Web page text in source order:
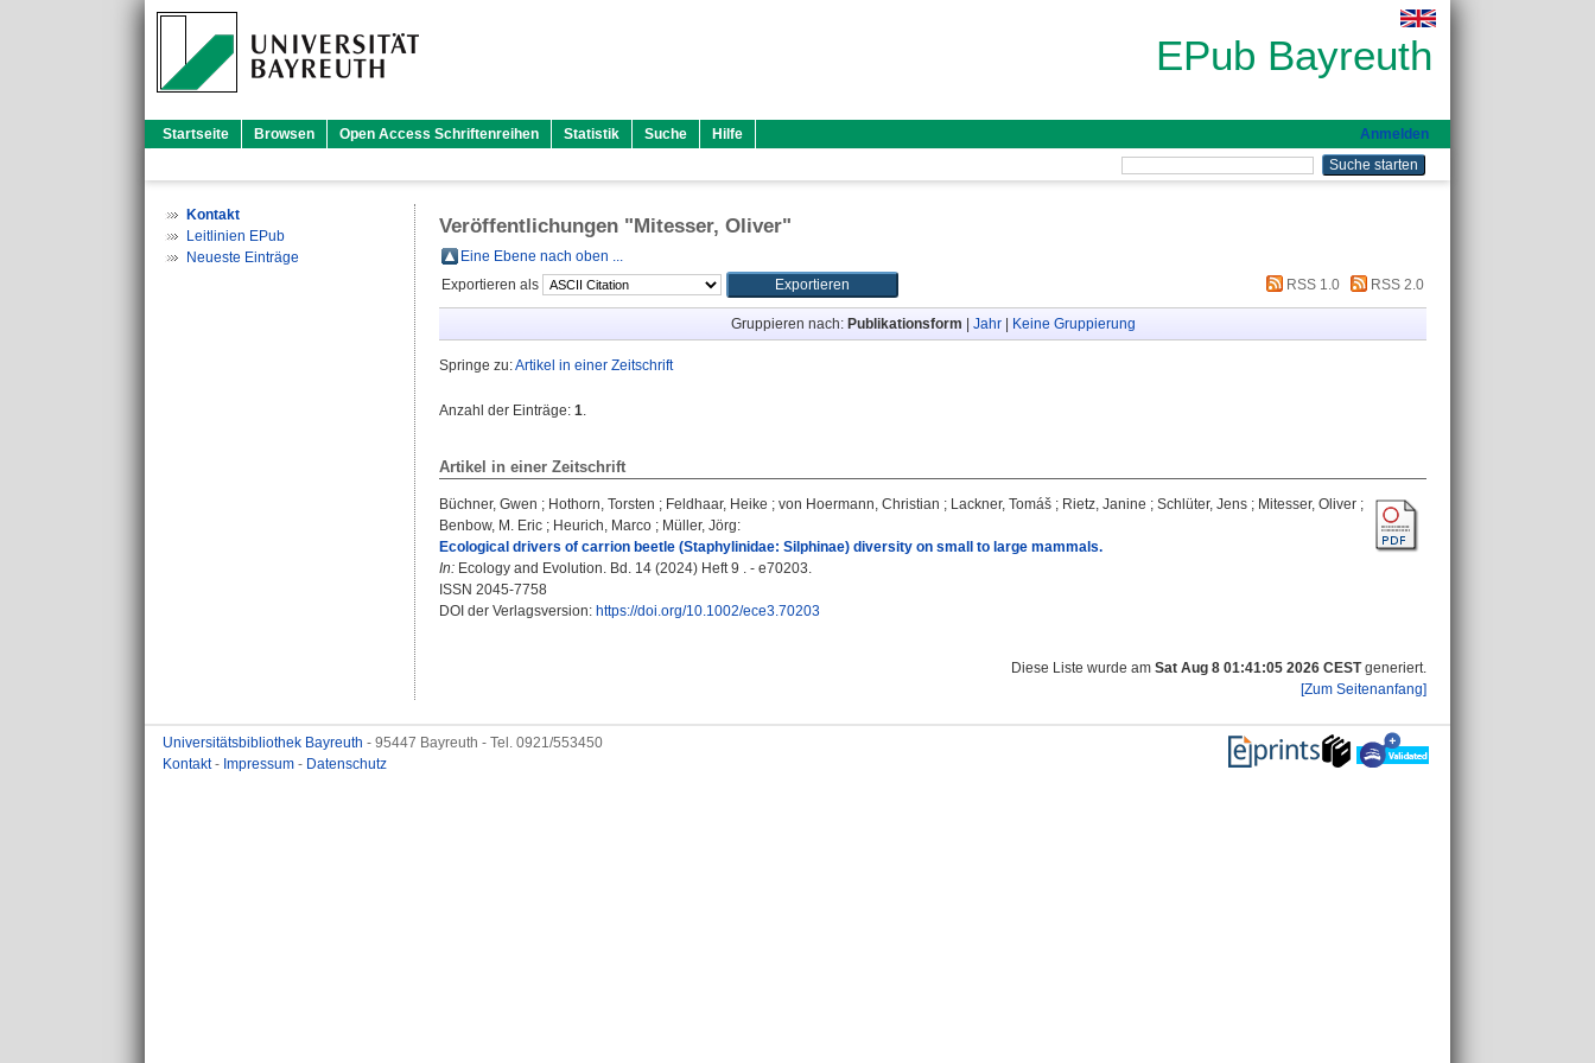
EPub Bayreuth
Startseite Browsen Open Access Schriftenreihen Statistik Suche Hilfe Anmelden
Kontakt
Leitlinien EPub
Neueste Einträge
Veröffentlichungen "Mitesser, Oliver"
Eine Ebene nach oben ...
Exportieren als
RSS 1.0 RSS 2.0
Gruppieren nach: Publikationsform Jahr| Keine Gruppierung
Springe zu:Artikel in einer Zeitschrift
Anzahl der Einträge: 1.
Artikel in einer Zeitschrift
Büchner, Gwen ; Hothorn, Torsten ; Feldhaar, Heike ; von Hoermann, Christian ; Lackner, Tomáš ; Rietz, Janine ; Schlüter, Jens ; Mitesser, Oliver ;
Benbow, M. Eric ; Heurich, Marco ; Müller, Jörg:
Ecological drivers of carrion beetle (Staphylinidae: Silphinae) diversity on small to large mammals.
In: Ecology and Evolution. Bd. 14 (2024) Heft 9 . - e70203.
ISSN 2045-7758
DOI der Verlagsversion: https://doi.org/10.1002/ece3.70203
Diese Liste wurde am Sat Aug 8 01:41:05 2026 CESTgeneriert.
[Zum Seitenanfang]
Universitätsbibliothek Bayreuth - 95447 Bayreuth - Tel. 0921/553450
Kontakt- Impressum - Datenschutz